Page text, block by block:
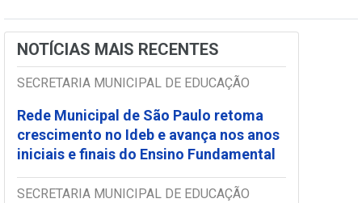
NOTÍCIAS MAIS RECENTES
SECRETARIA MUNICIPAL DE EDUCAÇÃO
Rede Municipal de São Paulo retoma
crescimento no Ideb e avança nos anos
iniciais e finais do Ensino Fundamental
SECRETARIA MUNICIPAL DE EDUCAÇÃO